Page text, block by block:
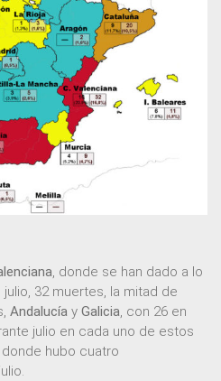
, donde se han dado a lo
32 muertes, la mitad de
Andalucía y Galicia, con 26 en
julio en cada uno de estos
donde hubo cuatro